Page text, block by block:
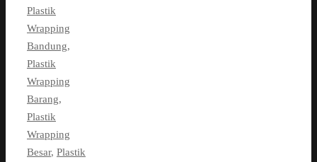
Plastik
Wrapping
Bandung,
Plastik
Wrapping
Barang,
Plastik
Wrapping
Besar, Plastik